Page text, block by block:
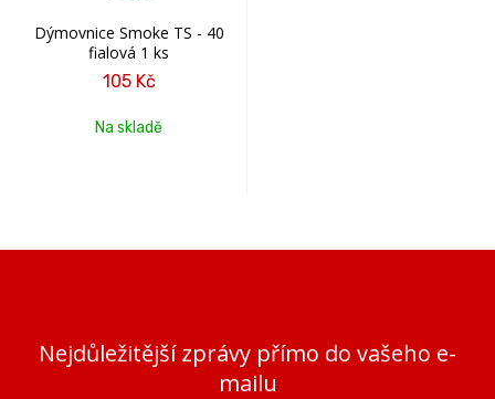
Dýmovnice Smoke TS - 40
fialová 1 ks
105 Kč
Na skladě
Nejdůležitější zprávy přímo do vašeho e-
mailu